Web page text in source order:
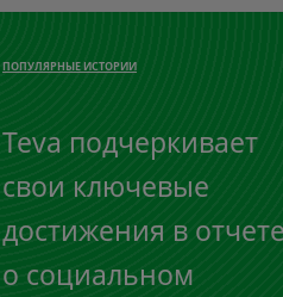
ПОПУЛЯРНЫЕ ИСТОРИИ
Teva подчеркивает
свои ключевые
достижения в
о социальном